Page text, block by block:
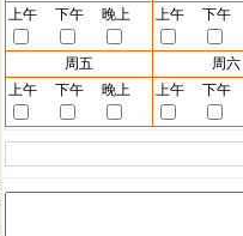
上午
下午 晚上 上午 下午
周五
周六
上午
下午 晚上 上午 下午